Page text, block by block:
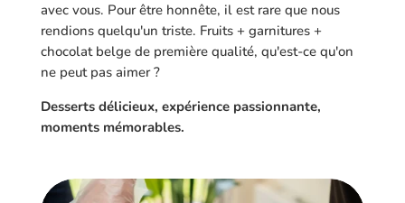
avec vous. Pour être honnête, il est rare que nous
rendions quelqu'un triste. Fruits + garnitures +
chocolat belge de première qualité, qu'est-ce qu'on
ne peut pas aimer ?
Desserts délicieux, expérience passionnante,
moments mémorables.